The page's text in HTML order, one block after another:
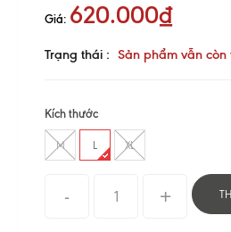
Giá: 620.000₫
Trạng thái : Sản phẩm vẫn
Kích thước
M L XL